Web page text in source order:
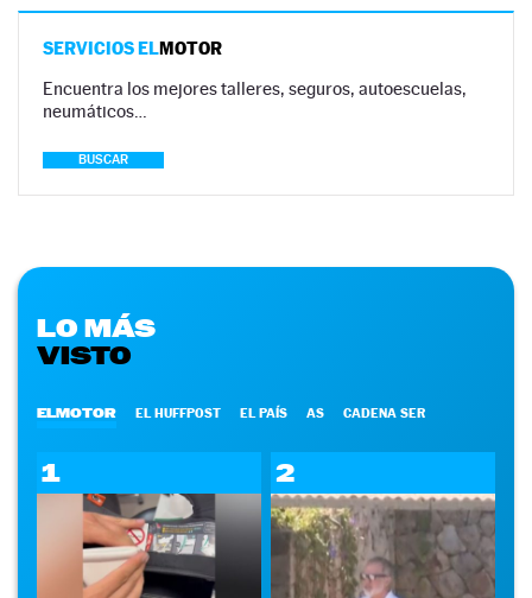
SERVICIOS ELMOTOR
Encuentra los mejores talleres, seguros, autoescuelas,
neumáticos…
BUSCAR
LO MÁS
VISTO
ELMOTOR EL HUFFPOST EL PAÍS AS CADENA SER
1 2